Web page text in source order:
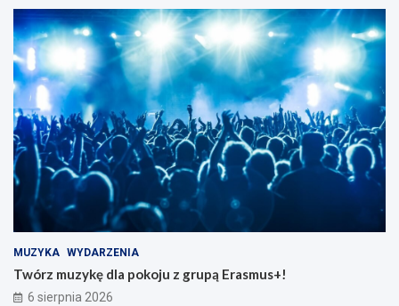
MUZYKA WYDARZENIA
Twórz muzykę dla pokoju z grupą Erasmus+!
6 sierpnia 2026